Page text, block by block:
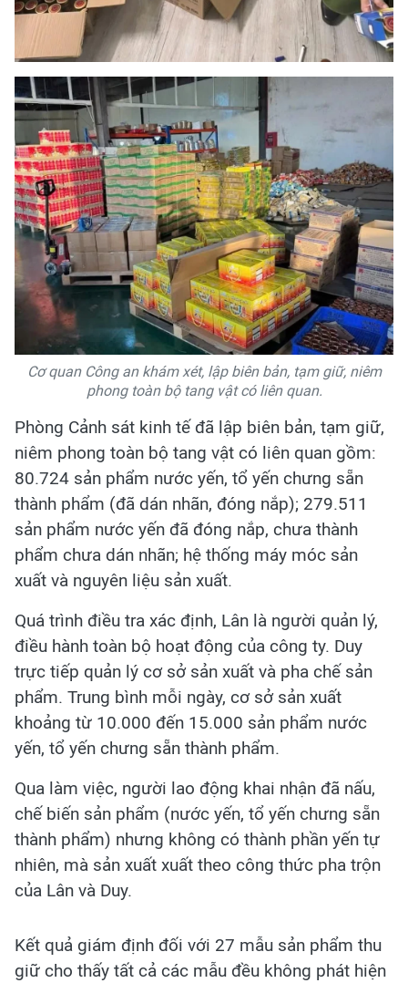
Cơ quan Công an khám xét, lập biên bản, tạm giữ, niêm
phong toàn bộ tang vật có liên quan.
Phòng Cảnh sát kinh tế đã lập biên bản, tạm giữ,
niêm phong toàn bộ tang vật có liên quan gồm:
80.724 sản phẩm nước yến, tổ yến chưng sẵn
thành phẩm (đã dán nhãn, đóng nắp); 279.511
sản phẩm nước yến đã đóng nắp, chưa thành
phẩm chưa dán nhãn; hệ thống máy móc sản
xuất và nguyên liệu sản xuất.
Quá trình điều tra xác định, Lân là người quản lý,
điều hành toàn bộ hoạt động của công ty. Duy
trực tiếp quản lý cơ sở sản xuất và pha chế sản
phẩm. Trung bình mỗi ngày, cơ sở sản xuất
khoảng từ 10.000 đến 15.000 sản phẩm nước
yến, tổ yến chưng sẵn thành phẩm.
Qua làm việc, người lao động khai nhận đã nấu,
chế biến sản phẩm (nước yến, tổ yến chưng sẵn
thành phẩm) nhưng không có thành phần yến tự
nhiên, mà sản xuất xuất theo công thức pha trộn
của Lân và Duy.
Kết quả giám định đối với 27 mẫu sản phẩm thu
giữ cho thấy tất cả các mẫu đều không phát hiện